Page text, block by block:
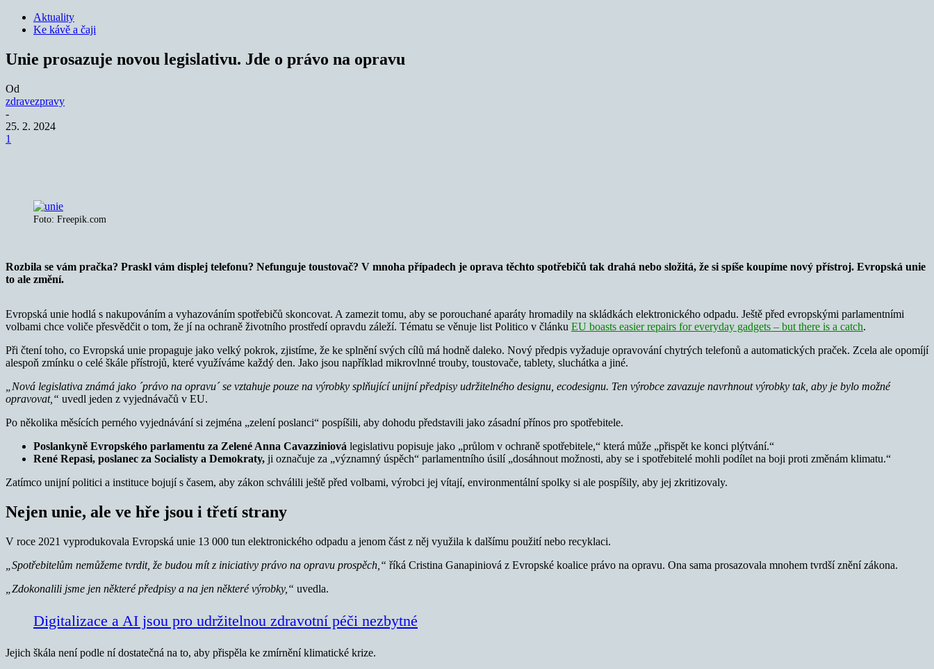
Aktuality
Ke kávě a čaji
Unie prosazuje novou legislativu. Jde o právo na opravu
Od
zdravezpravy
-
25. 2. 2024
1
Foto: Freepik.com
Rozbila se vám pračka? Praskl vám displej telefonu? Nefunguje toustovač? V mnoha případech je oprava těchto spotřebičů tak drahá nebo složitá, že si spíše koupíme nový přístroj. Evropská unie
to ale změní.
Evropská unie hodlá s nakupováním a vyhazováním spotřebičů skoncovat. A zamezit tomu, aby se porouchané aparáty hromadily na skládkách elektronického odpadu. Ještě před evropskými parlamentními
volbami chce voliče přesvědčit o tom, že jí na ochraně životního prostředí opravdu záleží. Tématu se věnuje list Politico v článku EU boasts easier repairs for everyday gadgets – but there is a catch.
Při čtení toho, co Evropská unie propaguje jako velký pokrok, zjistíme, že ke splnění svých cílů má hodně daleko. Nový předpis vyžaduje opravování chytrých telefonů a automatických praček. Zcela ale opomíjí
alespoň zmínku o celé škále přístrojů, které využíváme každý den. Jako jsou například mikrovlnné trouby, toustovače, tablety, sluchátka a jiné.
„Nová legislativa známá jako ´právo na opravu´ se vztahuje pouze na výrobky splňující unijní předpisy udržitelného designu, ecodesignu. Ten výrobce zavazuje navrhnout výrobky tak, aby je bylo možné
opravovat,“ uvedl jeden z vyjednávačů v EU.
Po několika měsících perného vyjednávání si zejména „zelení poslanci“ pospíšili, aby dohodu představili jako zásadní přínos pro spotřebitele.
Poslankyně Evropského parlamentu za Zelené Anna Cavazziniová legislativu popisuje jako „průlom v ochraně spotřebitele,“ která může „přispět ke konci plýtvání.“
René Repasi, poslanec za Socialisty a Demokraty, ji označuje za „významný úspěch“ parlamentního úsilí „dosáhnout možnosti, aby se i spotřebitelé mohli podílet na boji proti změnám klimatu.“
Zatímco unijní politici a instituce bojují s časem, aby zákon schválili ještě před volbami, výrobci jej vítají, environmentální spolky si ale pospíšily, aby jej zkritizovaly.
Nejen unie, ale ve hře jsou i třetí strany
V roce 2021 vyprodukovala Evropská unie 13 000 tun elektronického odpadu a jenom část z něj využila k dalšímu použití nebo recyklaci.
„Spotřebitelům nemůžeme tvrdit, že budou mít z iniciativy právo na opravu prospěch,“ říká Cristina Ganapiniová z Evropské koalice právo na opravu. Ona sama prosazovala mnohem tvrdší znění zákona.
„Zdokonalili jsme jen některé předpisy a na jen některé výrobky,“ uvedla.
Digitalizace a AI jsou pro udržitelnou zdravotní péči nezbytné
Jejich škála není podle ní dostatečná na to, aby přispěla ke zmírnění klimatické krize.